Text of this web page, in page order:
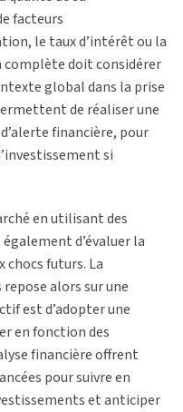
facteurs
le taux d’intérêt ou la
doit considérer
global dans la prise
de réaliser une
financière, pour
si
en utilisant des
d’évaluer la
chocs futurs. La
alors sur une
est d’adopter une
en fonction des
financière offrent
pour suivre en
et anticiper